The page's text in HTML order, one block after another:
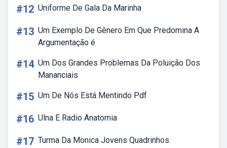
#12 Uniforme De Gala Da Marinha
#13 Um Exemplo De Gênero Em Que Predomina A
Argumentação é
#14 Um Dos Grandes Problemas Da Poluição Dos
Mananciais
#15 Um De Nós Está Mentindo Pdf
#16 Ulna E Radio Anatomia
#17 Turma Da Monica Jovens Quadrinhos